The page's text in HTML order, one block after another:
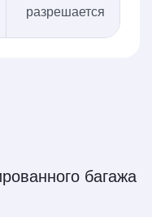
разрешается
багажа